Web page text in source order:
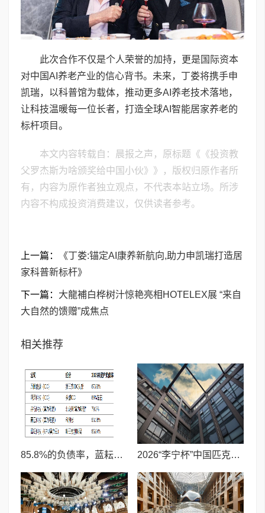
此次合作不仅是个人荣誉的加持，更是国际资本
对中国AI养老产业的信心背书。未来，丁娄将携手申
凯瑞，以科普馆为载体，推动更多AI养老技术落地，
让科技温暖每一位长者，打造全球AI智能居家养老的
标杆项目。
本文内容转载自：晨报之声，原标题《《投资教
父罗杰斯为啥颁奖给中国小伙》》，版权归原作者所
有，内容为原作者独立观点，不代表本站立场。所涉
内容不构成投资消费建议，仅供读者参考。
上一篇：
《丁娄:锚定AI康养新航向,助力申凯瑞打造居
家科普新标杆》
下一篇： 大龍補白桦树汁惊艳亮相HOTELEX展 “来自
大自然的馈赠”成焦点
相关推荐
85.8%的负债率，蓝耘科技"小巨人"复核明年恐摘帽 2026“李宁杯”中国匹克球巡回赛青少年赛-河南鹤壁站圆满落幕